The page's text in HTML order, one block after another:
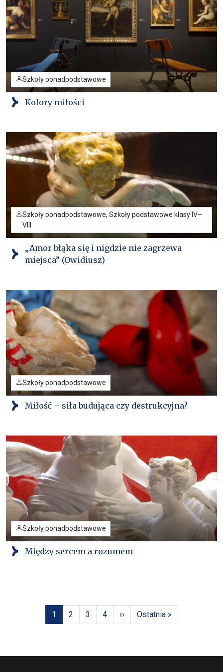
Szkoły ponadpodstawowe
Kolory miłości
Szkoły ponadpodstawowe, Szkoły podstawowe klasy IV–
VIII
„Amor błąka się i nigdzie nie zagrzewa
miejsca” (Owidiusz)
Szkoły ponadpodstawowe
Miłość – siła budująca czy destrukcyjna?
Szkoły ponadpodstawowe
Między sercem a rozumem
Stronicowanie
Strona
1 Strona
2 Strona
3 Strona
4 Następna strona
›› Ostatnia strona
Ostatnia »